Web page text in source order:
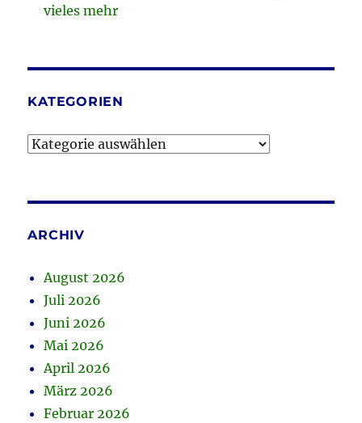
vieles mehr
KATEGORIEN
Kategorien
ARCHIV
August 2026
Juli 2026
Juni 2026
Mai 2026
April 2026
März 2026
Februar 2026